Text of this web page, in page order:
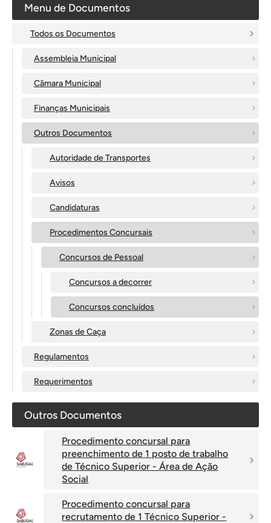
Menu de Documentos
Todos os Documentos
Assembleia Municipal
Câmara Municipal
Finanças Municipais
Outros Documentos
Autoridade de Transportes
Avisos
Candidaturas
Procedimentos Concursais
Concursos de Pessoal
Concursos a decorrer
Concursos concluídos
Zonas de Caça
Regulamentos
Requerimentos
Outros Documentos
Procedimento concursal para
preenchimento de 1 posto de trabalho
de Técnico Superior - Área de Ação
Social
Procedimento concursal para
recrutamento de 1 Técnico Superior -